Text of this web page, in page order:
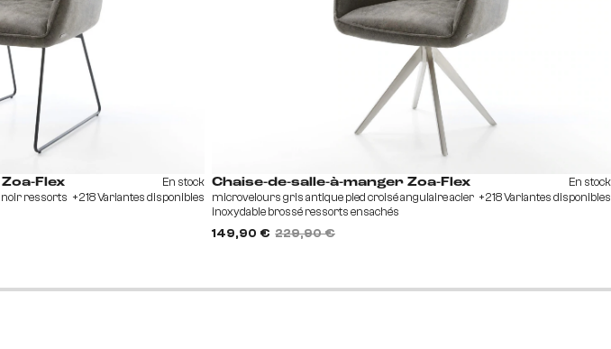
Flex
noir ressorts
En stock
+218 Variantes disponibles
Chaise-de-salle-à-manger Zoa-Flex
microvelours gris antique pied croisé angulaire acier
inoxydable brossé ressorts ensachés
149,90 € 229,90 €
En stock
+218 Variantes disponibles